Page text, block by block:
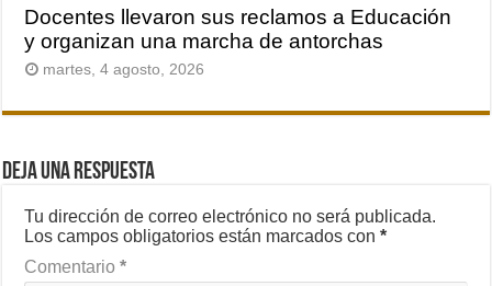
Docentes llevaron sus reclamos a Educación
y organizan una marcha de antorchas
martes, 4 agosto, 2026
Deja una respuesta
Tu dirección de correo electrónico no será publicada.
Los campos obligatorios están marcados con*
Comentario*